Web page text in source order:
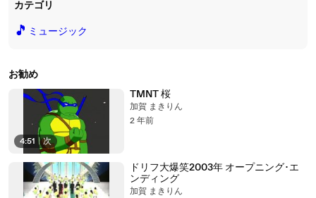
カテゴリ
🎵 ミュージック
お勧め
4:51 | 次
TMNT 桜
加賀 まきりん
2 年前
ドリフ大爆笑2003年 オープニング･エ
ンディング
加賀 まきりん